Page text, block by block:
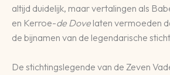
altijd duidelijk, maar vertalingen als
en Kerroe-de Dove laten vermoeden
de bijnamen van de legendarische
De stichtingslegende van de Zeven